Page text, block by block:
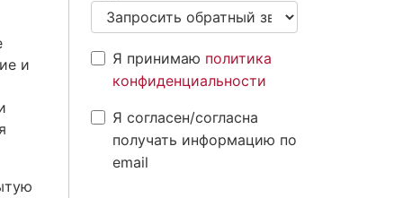
и
Я принимаю политика
конфиденциальности
Я согласен/согласна
получать информацию по
email